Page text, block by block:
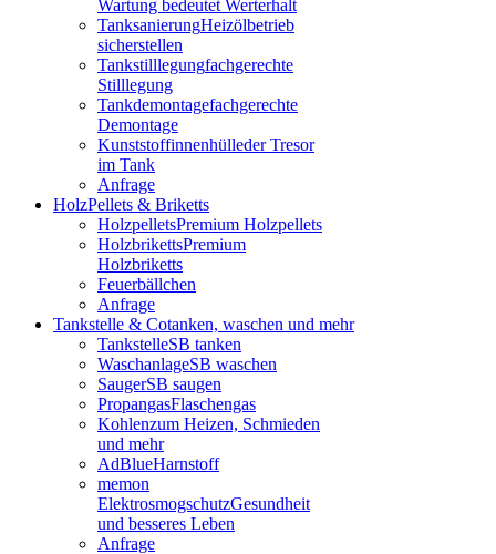
Wartung bedeutet Werterhalt
TanksanierungHeizölbetrieb
sicherstellen
Tankstilllegungfachgerechte
Stilllegung
Tankdemontagefachgerechte
Demontage
Kunststoffinnenhülleder Tresor
im Tank
Anfrage
HolzPellets & Briketts
HolzpelletsPremium Holzpellets
HolzbrikettsPremium
Holzbriketts
Feuerbällchen
Anfrage
Tankstelle & Cotanken, waschen und mehr
TankstelleSB tanken
WaschanlageSB waschen
SaugerSB saugen
PropangasFlaschengas
Kohlenzum Heizen, Schmieden
und mehr
AdBlueHarnstoff
memon
ElektrosmogschutzGesundheit
und besseres Leben
Anfrage